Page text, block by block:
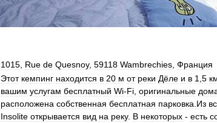
1015 Rue de Quesnoy, 59118 Wambrechies Франция
Этот кемпинг находится в 20 м от реки Дёле и в 1 5
вашим услугам бесплатный Wi-Fi оригинальные
расположена собственная бесплатная парковка Из
Insolite открывается вид на реку. В некоторых - есть